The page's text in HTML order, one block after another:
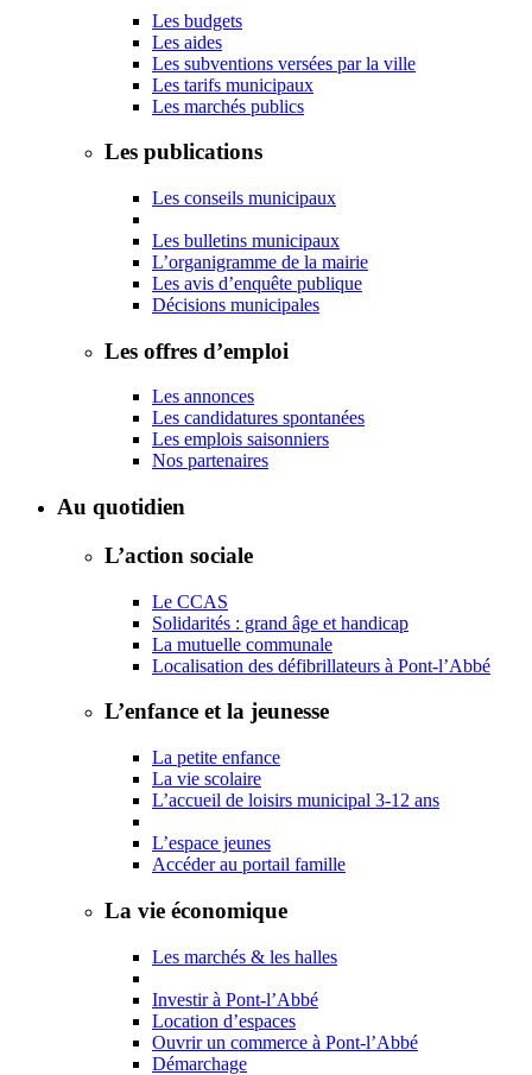
Les budgets
Les aides
Les subventions versées par la ville
Les tarifs municipaux
Les marchés publics
Les publications
Les conseils municipaux
Les bulletins municipaux
L’organigramme de la mairie
Les avis d’enquête publique
Décisions municipales
Les offres d’emploi
Les annonces
Les candidatures spontanées
Les emplois saisonniers
Nos partenaires
Au quotidien
L’action sociale
Le CCAS
Solidarités : grand âge et handicap
La mutuelle communale
Localisation des défibrillateurs à Pont-l’Abbé
L’enfance et la jeunesse
La petite enfance
La vie scolaire
L’accueil de loisirs municipal 3-12 ans
L’espace jeunes
Accéder au portail famille
La vie économique
Les marchés & les halles
Investir à Pont-l’Abbé
Location d’espaces
Ouvrir un commerce à Pont-l’Abbé
Démarchage